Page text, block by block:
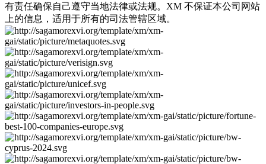
有责任确保自己遵守当地法律或法规。XM 不保证本公司网站
上的信息，适用于所有的司法管辖区域。